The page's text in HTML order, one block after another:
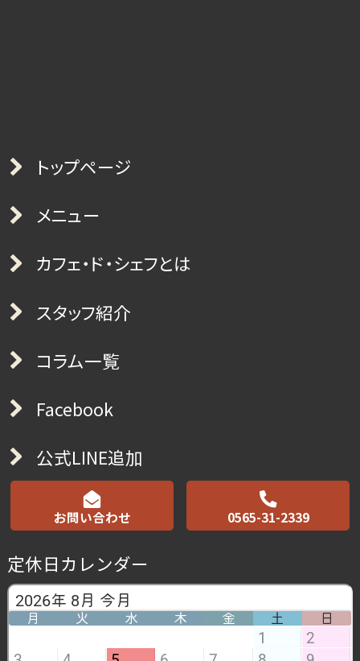
トップページ
メニュー
カフェ・ド・シェフとは
スタッフ紹介
コラム一覧
Facebook
公式LINE追加
お問い合わせ 0565-31-2339
定休日カレンダー